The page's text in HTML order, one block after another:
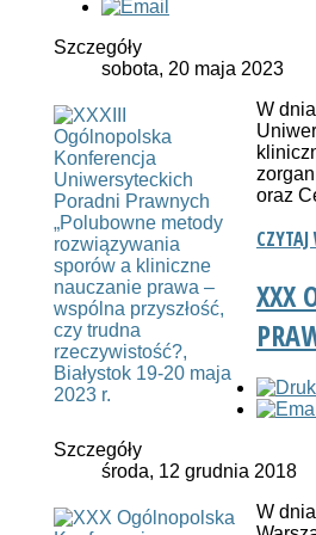
Szczegóły
sobota, 20 maja 2023
W
oraz
XXX
Szczegóły
środa, 12 grudnia 2018
W